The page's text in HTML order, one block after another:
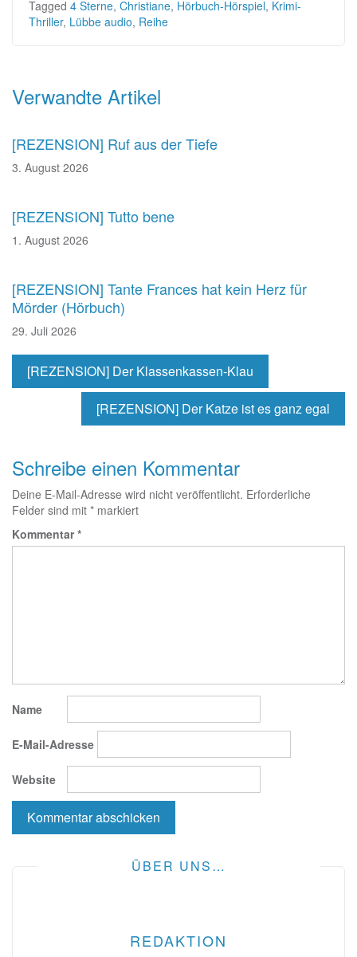
Tagged 4 Sterne, Christiane, Hörbuch-Hörspiel, Krimi-
Thriller, Lübbe audio, Reihe
Verwandte Artikel
[REZENSION] Ruf aus der Tiefe
3. August 2026
[REZENSION] Tutto bene
1. August 2026
[REZENSION] Tante Frances hat kein Herz für
Mörder (Hörbuch)
29. Juli 2026
Beitragsnavigation
[REZENSION] Der Klassenkassen-Klau
[REZENSION] Der Katze ist es ganz egal
Schreibe einen Kommentar
Deine E-Mail-Adresse wird nicht veröffentlicht. Erforderliche
Felder sind mit * markiert
Kommentar*
Name
E-Mail-Adresse
Website
ÜBER UNS…
REDAKTION